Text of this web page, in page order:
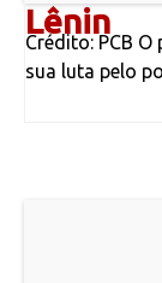
Lênin
Crédito: PCB
sua luta pelo